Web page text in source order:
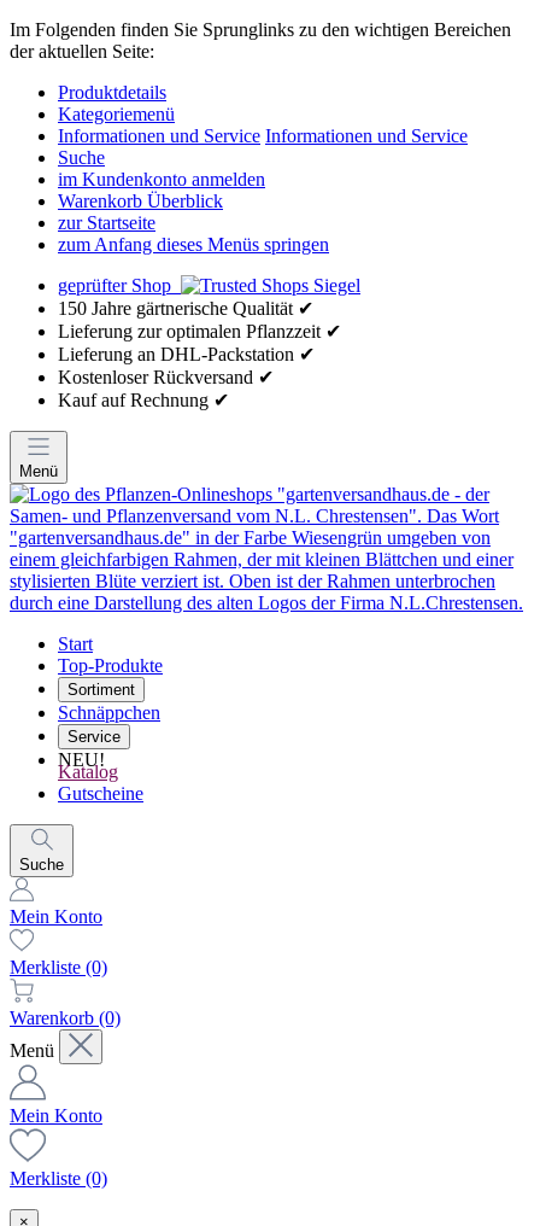
Im Folgenden finden Sie Sprunglinks zu den wichtigen Bereichen
der aktuellen Seite:
Produktdetails
Kategoriemenü
Informationen und Service Informationen und Service
Suche
im Kundenkonto anmelden
Warenkorb Überblick
zur Startseite
zum Anfang dieses Menüs springen
geprüfter Shop
150 Jahre gärtnerische Qualität ✔
Lieferung zur optimalen Pflanzzeit ✔
Lieferung an DHL-Packstation ✔
Kostenloser Rückversand ✔
Kauf auf Rechnung ✔
Menü
Start
Top-Produkte
Sortiment
Schnäppchen
Service
NEU!
Katalog
Gutscheine
Suche
Mein Konto
Merkliste (0)
Warenkorb (0)
Menü
Mein Konto
Merkliste (0)
×